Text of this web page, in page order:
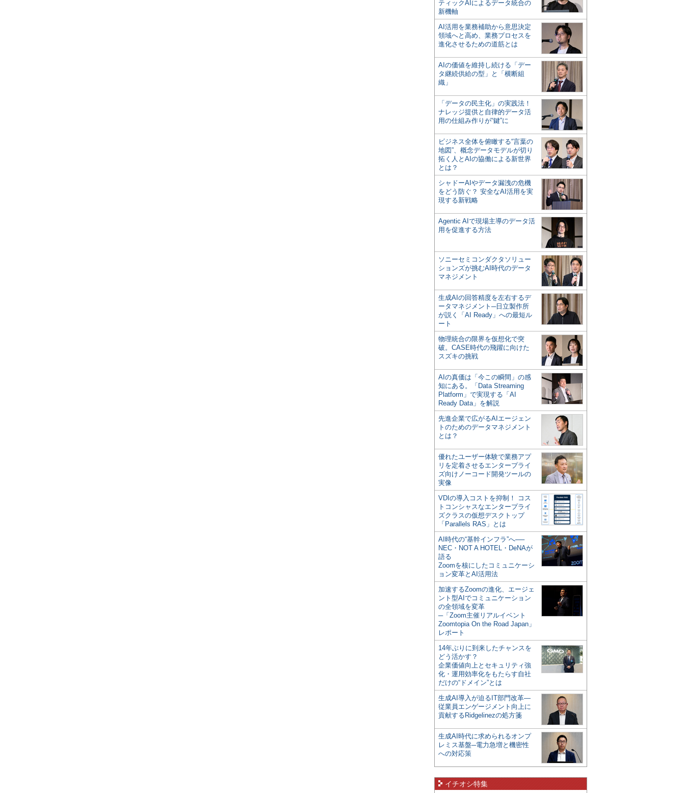
ティックAIによるデータ統合の
新機軸
AI活用を業務補助から意思決定
領域へと高め、業務プロセスを
進化させるための道筋とは
AIの価値を維持し続ける「デー
タ継続供給の型」と「横断組
織」
「データの民主化」の実践法！
ナレッジ提供と自律的データ活
用の仕組み作りが“鍵”に
ビジネス全体を俯瞰する“言葉の
地図”、概念データモデルが切り
拓く人とAIの協働による新世界
とは？
シャドーAIやデータ漏洩の危機
をどう防ぐ？ 安全なAI活用を実
現する新戦略
Agentic AIで現場主導のデータ活
用を促進する方法
ソニーセミコンダクタソリュー
ションズが挑むAI時代のデータ
マネジメント
生成AIの回答精度を左右するデ
ータマネジメント─日立製作所
が説く「AI Ready」への最短ル
ート
物理統合の限界を仮想化で突
破。CASE時代の飛躍に向けた
スズキの挑戦
AIの真価は「今この瞬間」の感
知にある。「Data Streaming
Platform」で実現する「AI
Ready Data」を解説
先進企業で広がるAIエージェン
トのためのデータマネジメント
とは？
優れたユーザー体験で業務アプ
リを定着させるエンタープライ
ズ向けノーコード開発ツールの
実像
VDIの導入コストを抑制！ コス
トコンシャスなエンタープライ
ズクラスの仮想デスクトップ
「Parallels RAS」とは
AI時代の“基幹インフラ”へ──
NEC・NOT A HOTEL・DeNAが
語る
Zoomを核にしたコミュニケーシ
ョン変革とAI活用法
加速するZoomの進化、エージェ
ント型AIでコミュニケーション
の全領域を変革
─「Zoom主催リアルイベント
Zoomtopia On the Road Japan」
レポート
14年ぶりに到来したチャンスを
どう活かす？
企業価値向上とセキュリティ強
化・運用効率化をもたらす自社
だけの“ドメイン”とは
生成AI導入が迫るIT部門改革―
従業員エンゲージメント向上に
貢献するRidgelinezの処方箋
生成AI時代に求められるオンプ
レミス基盤─電力急増と機密性
への対応策
イチオシ特集